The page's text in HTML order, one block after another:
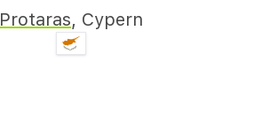
Protaras, Cypern